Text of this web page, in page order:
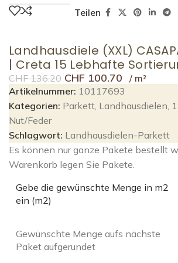
Teilen
Landhausdiele (XXL)
| Creta 15 Lebhafte
CHF136.20 CHF 100.70
Artikelnummer: 10117693
Kategorien: Parkett, Landhausdielen,
Nut/Feder
Schlagwort: Landhausdielen-Parkett
Es können nur ganze Pakete bestellt
Warenkorb legen Sie Pakete.
Gebe die gewünschte Menge in m2
ein (m2)
Gewünschte Menge aufs nächste
Paket aufgerundet